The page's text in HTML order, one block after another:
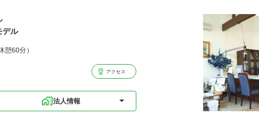
デル
60分）
アクセス
法人情報